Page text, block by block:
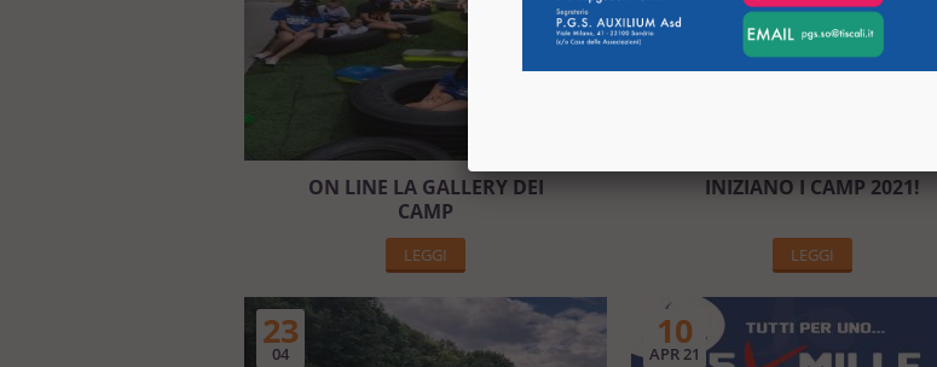
ON LINE LA GALLERY DEI
CAMP
LEGGI
INIZIANO I CAMP 2021!
LEGGI
23
04
10
APR 21